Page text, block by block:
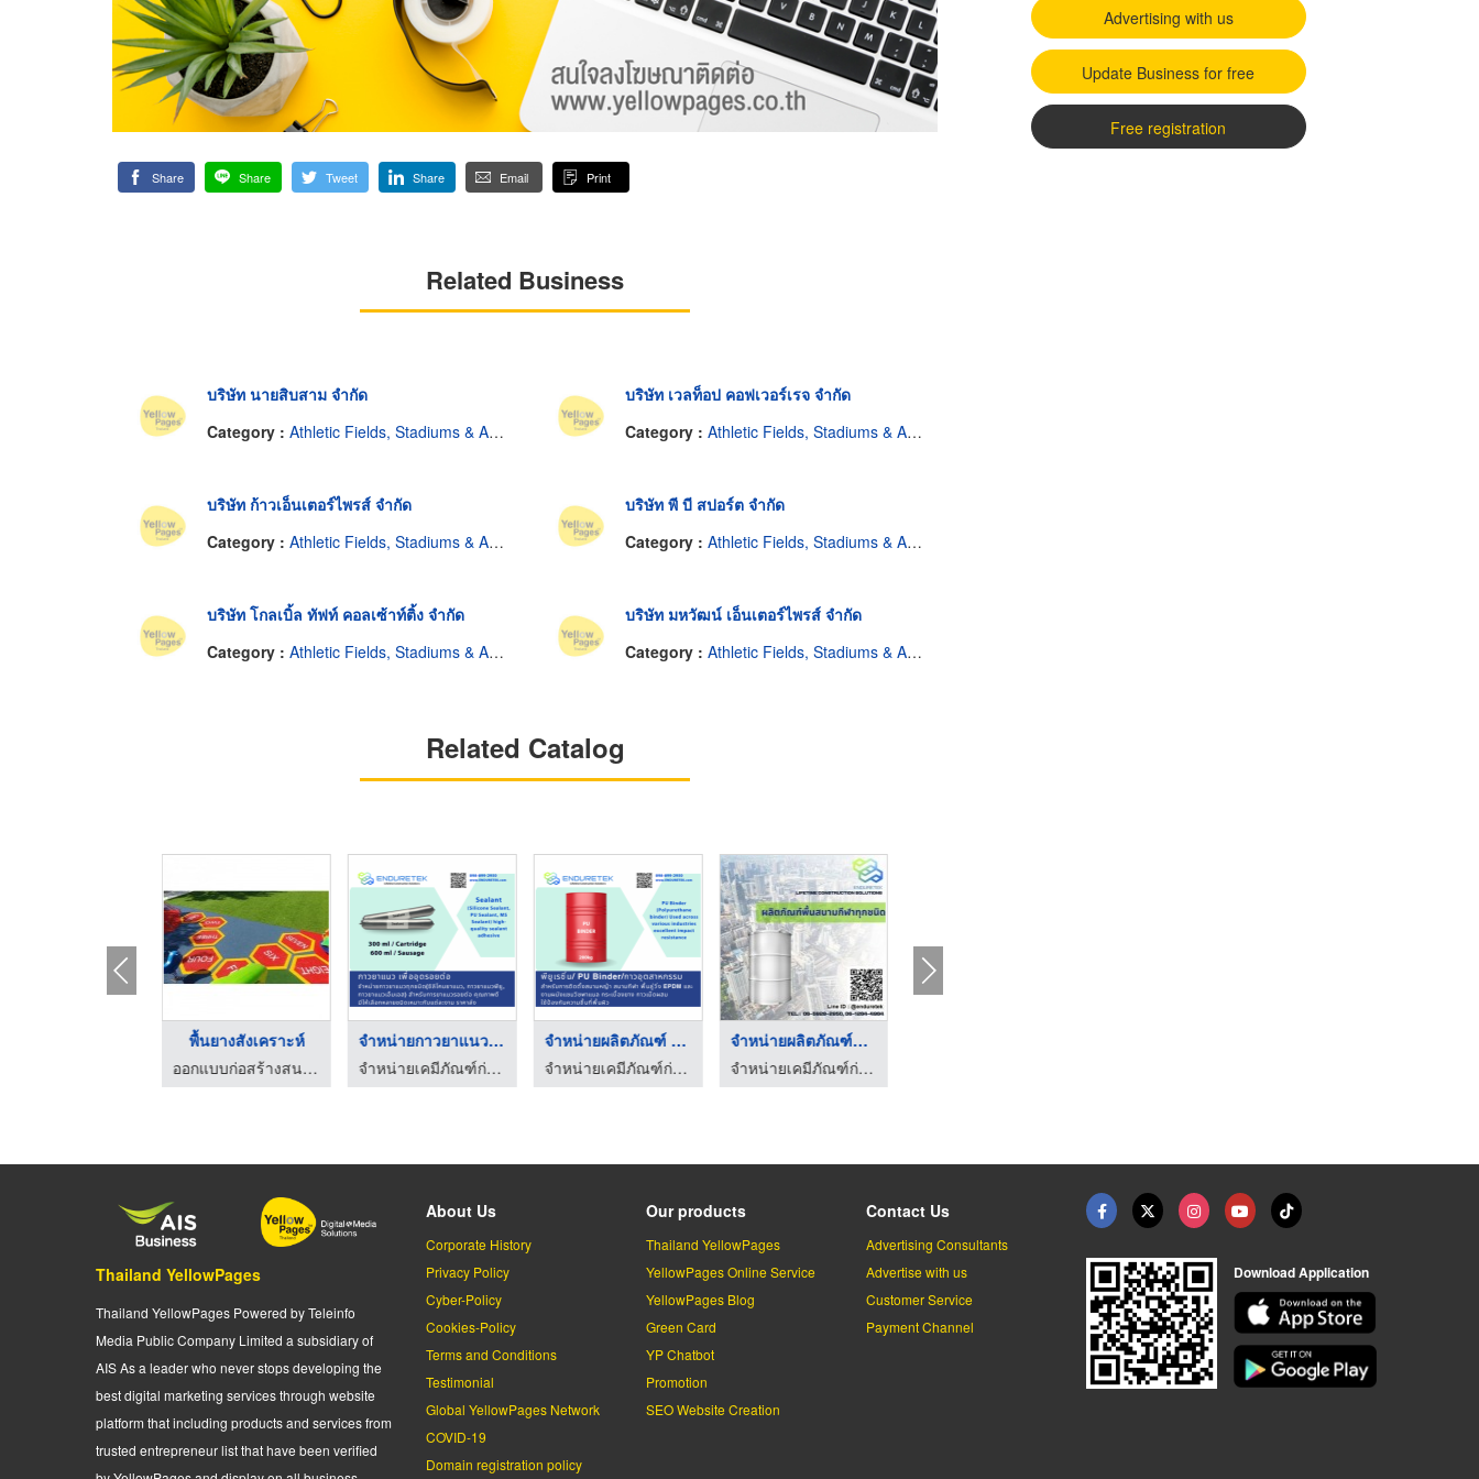
Share Share Tweet Share Email Print
Related Business
บริษัท นายสิบสาม จำกัด
Category : Athletic Fields, Stadiums & Arenas-Construction & Repairing
บริษัท เวลท็อป คอฟเวอร์เรจ จำกัด
Category : Athletic Fields, Stadiums & Arenas-Construction & Repairing
บริษัท ก้าวเอ็นเตอร์ไพรส์ จำกัด
Category : Athletic Fields, Stadiums & Arenas-Construction & Repairing
บริษัท พี บี สปอร์ต จำกัด
Category : Athletic Fields, Stadiums & Arenas-Construction & Repairing
บริษัท โกลเบิ้ล ทัฟท์ คอลเซ้าท์ติ้ง จำกัด
Category : Athletic Fields, Stadiums & Arenas-Construction & Repairing
บริษัท มหวัฒน์ เอ็นเตอร์ไพรส์ จำกัด
Category : Athletic Fields, Stadiums & Arenas-Construction & Repairing
Related Catalog
พื้นยางสังเคราะห์
ออกแบบก่อสร้างสนามกีฬา
จำหน่ายกาวยาแนว/ซีลแ ...
จำหน่ายเคมีภัณฑ์ก่อสร้าง เคมีกันซึม - เอ็นเดอร์เทค
จำหน่ายผลิตภัณฑ์ PU ...
จำหน่ายเคมีภัณฑ์ก่อสร้าง เคมีกันซึม - เอ็นเดอร์เทค
จำหน่ายผลิตภัณฑ์พื้น ...
จำหน่ายเคมีภัณฑ์ก่อสร้าง เคมีกันซึม - เอ็นเดอร์เทค
Advertising with us
Update Business for free
Free registration
Thailand YellowPages
Thailand YellowPages Powered by Teleinfo
Media Public Company Limited a subsidiary of
AIS As a leader who never stops developing the
best digital marketing services through website
platform that including products and services from
trusted entrepreneur list that have been verified
About Us
Corporate History
Privacy Policy
Cyber-Policy
Cookies-Policy
Terms and Conditions
Testimonial
Global YellowPages Network
COVID-19
Domain registration policy
Our products
Thailand YellowPages
YellowPages Online Service
YellowPages Blog
Green Card
YP Chatbot
Promotion
SEO Website Creation
Contact Us
Advertising Consultants
Advertise with us
Customer Service
Payment Channel
Download Application